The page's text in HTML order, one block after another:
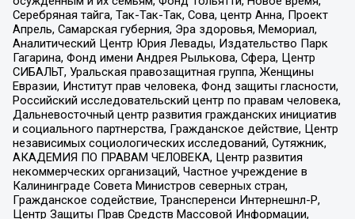
Серебряная тайга, Так-Так-Так, Сова, центр Анна, Проект
Апрель, Самарская губерния, Эра здоровья, Мемориал,
Аналитический Центр Юрия Левады, Издательство Парк
Гагарина, Фонд имени Андрея Рылькова, Сфера, Центр
СИБАЛЬТ, Уральская правозащитная группа, Женщины
Евразии, Институт прав человека, Фонд защиты гласности,
Российский исследовательский центр по правам человека,
Дальневосточный центр развития гражданских инициатив
и социального партнерства, Гражданское действие, Центр
независимых социологических исследований, Сутяжник,
АКАДЕМИЯ ПО ПРАВАМ ЧЕЛОВЕКА, Центр развития
некоммерческих организаций, Частное учреждение в
Калининграде Совета Министров северных стран,
Гражданское содействие, Трансперенси Интернешнл-Р,
Центр Защиты Прав Средств Массовой Информации,